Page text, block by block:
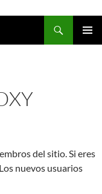
del sitio. Si eres
nuevos usuarios